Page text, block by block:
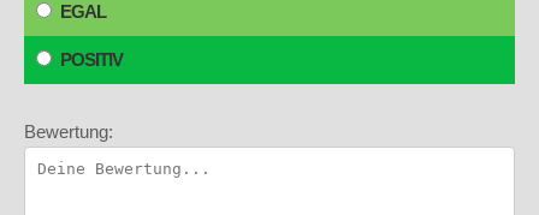
EGAL
POSITIV
Bewertung: